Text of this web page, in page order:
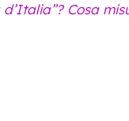
Cosa